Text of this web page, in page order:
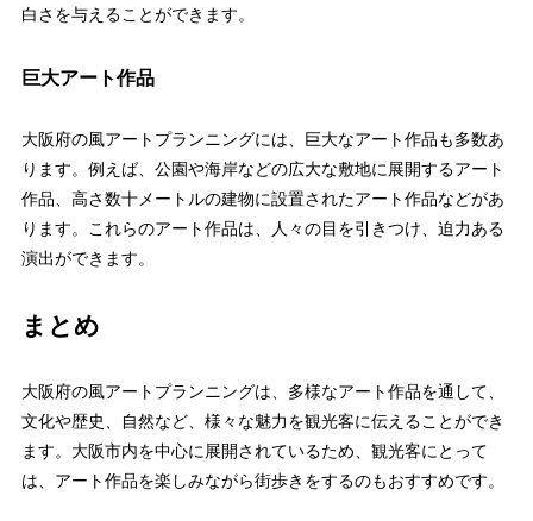
白さを与えることができます。
巨大アート作品
大阪府の風アートプランニングには、巨大なアート作品も多数あ
ります。例えば、公園や海岸などの広大な敷地に展開するアート
作品、高さ数十メートルの建物に設置されたアート作品などがあ
ります。これらのアート作品は、人々の目を引きつけ、迫力ある
演出ができます。
まとめ
大阪府の風アートプランニングは、多様なアート作品を通して、
文化や歴史、自然など、様々な魅力を観光客に伝えることができ
ます。大阪市内を中心に展開されているため、観光客にとって
は、アート作品を楽しみながら街歩きをするのもおすすめです。